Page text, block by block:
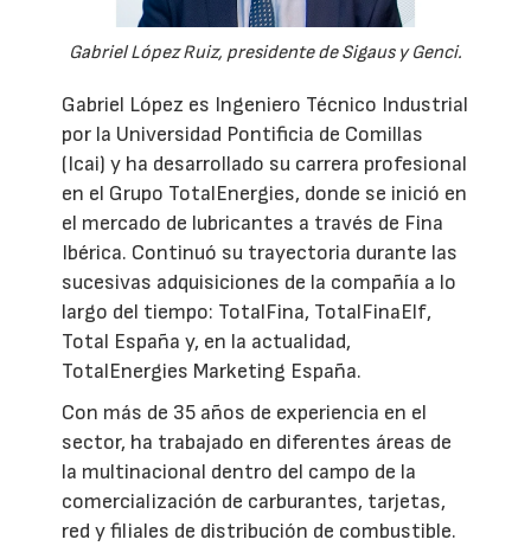
Gabriel López Ruiz, presidente de Sigaus y Genci.
Gabriel López es Ingeniero Técnico Industrial
por la Universidad Pontificia de Comillas
(Icai) y ha desarrollado su carrera profesional
en el Grupo TotalEnergies, donde se inició en
el mercado de lubricantes a través de Fina
Ibérica. Continuó su trayectoria durante las
sucesivas adquisiciones de la compañía a lo
largo del tiempo: TotalFina, TotalFinaElf,
Total España y, en la actualidad,
TotalEnergies Marketing España.
Con más de 35 años de experiencia en el
sector, ha trabajado en diferentes áreas de
la multinacional dentro del campo de la
comercialización de carburantes, tarjetas,
red y filiales de distribución de combustible.